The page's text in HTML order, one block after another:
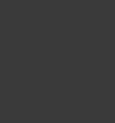
إطار جهودها
فإنها
معظم الشوارع
بدلاً من